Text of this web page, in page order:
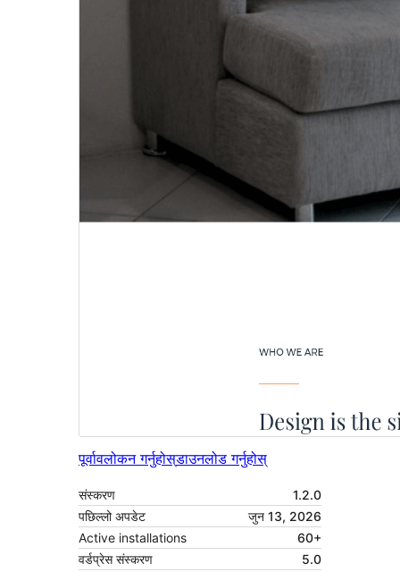
पूर्वावलोकन गर्नुहोस्डाउनलोड गर्नुहोस्
संस्करण
1.2.0
पछिल्लो अपडेट
जुन 13, 2026
Active installations
60+
वर्डप्रेस संस्करण
5.0